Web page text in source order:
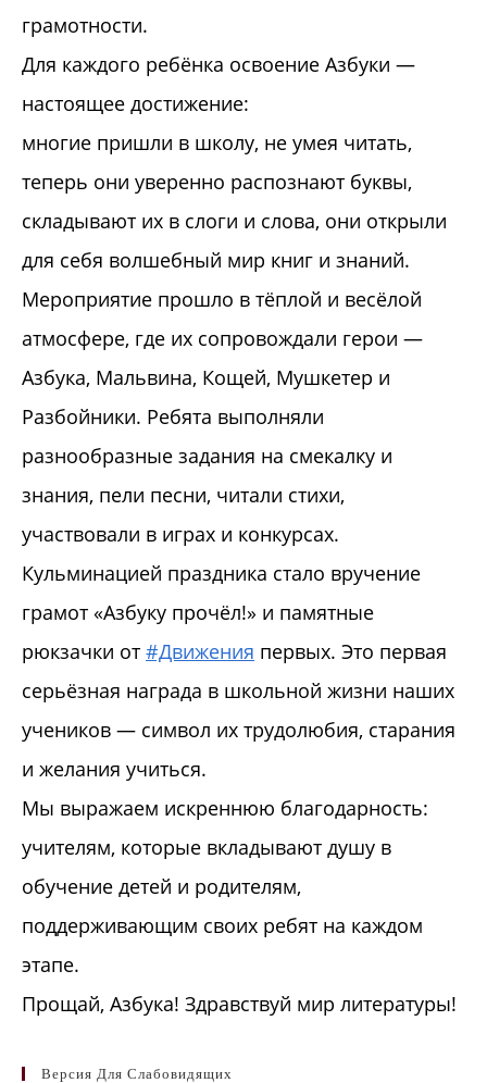
грамотности.
Для каждого ребёнка освоение Азбуки —
настоящее достижение:
многие пришли в школу, не умея читать,
теперь они уверенно распознают буквы,
складывают их в слоги и слова, они открыли
для себя волшебный мир книг и знаний.
Мероприятие прошло в тёплой и весёлой
атмосфере, где их сопровождали герои —
Азбука, Мальвина, Кощей, Мушкетер и
Разбойники. Ребята выполняли
разнообразные задания на смекалку и
знания, пели песни, читали стихи,
участвовали в играх и конкурсах.
Кульминацией праздника стало вручение
грамот «Азбуку прочёл!» и памятные
рюкзачки от #Движения первых. Это первая
серьёзная награда в школьной жизни наших
учеников — символ их трудолюбия, старания
и желания учиться.
Мы выражаем искреннюю благодарность:
учителям, которые вкладывают душу в
обучение детей и родителям,
поддерживающим своих ребят на каждом
этапе.
Прощай, Азбука! Здравствуй мир литературы!
Версия Для Слабовидящих